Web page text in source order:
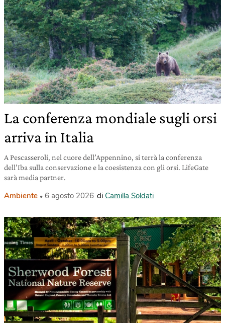
La conferenza mondiale sugli orsi
arriva in Italia
A Pescasseroli, nel cuore dell’Appennino, si terrà la conferenza
dell’Iba sulla conservazione e la coesistenza con gli orsi. LifeGate
sarà media partner.
Ambiente 6 agosto 2026 di Camilla Soldati